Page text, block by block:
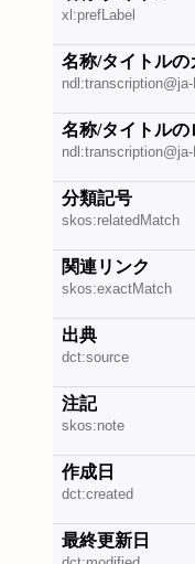
xl:prefLabel
名称/タイトルの
名称/タイトルの
分類記号
skos:relatedMatch
関連リンク
skos:exactMatch
出典
dct:source
注記
skos:note
作成日
dct:created
最終更新日